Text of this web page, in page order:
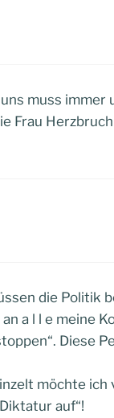
muss immer
Frau
die Politik
a l l e meine
Diese
möchte ich
auf“!